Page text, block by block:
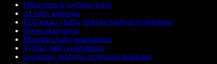
Diktavimas ir įvedimas balsu
AI balso asistentas
PDF teksto į kalbą funkcija Android įrenginiuose
Teksto skaitytuvas
Moteriško balso generatorius
Vyriško balso generatorius
Geriausios skaitymo programos disleksijai